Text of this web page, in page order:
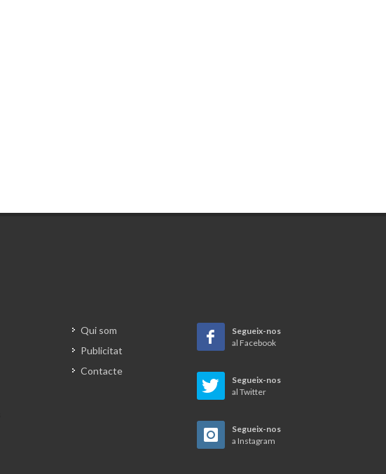
Qui som
Publicitat
Contacte
Segueix-nos
al Facebook
Segueix-nos
al Twitter
Segueix-nos
a Instagram